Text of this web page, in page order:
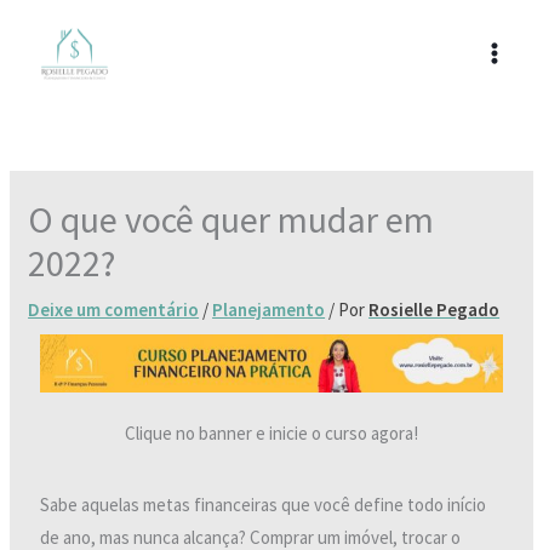
O que você quer mudar em
2022?
Deixe um comentário / Planejamento / Por Rosielle Pegado
Clique no banner e inicie o curso agora!
Sabe aquelas metas financeiras que você define todo início
de ano, mas nunca alcança? Comprar um imóvel, trocar o